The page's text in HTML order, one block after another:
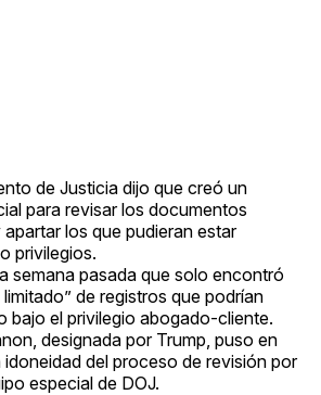
de Justicia dijo que creó un
para revisar los documentos
los que pudieran estar
privilegios.
semana pasada que solo encontró
de registros que podrían
bajo el privilegio abogado-cliente.
designada por Trump, puso en
del proceso de revisión por
especial de DOJ.